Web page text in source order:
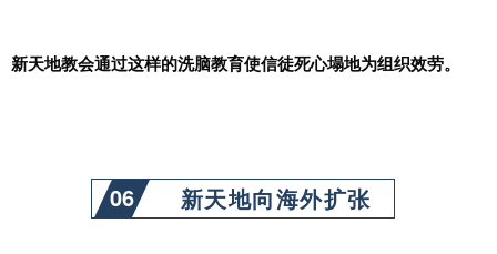
新天地教会通过这样的洗脑教育使信徒死心塌地为组织效劳。
06 新天地向海外扩张